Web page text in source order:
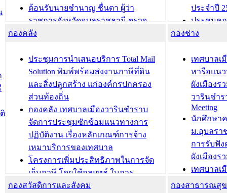
ต้อนรับนายชำนาญ ชื่นตา ผู้ว่า
ราชการจังหวัดอุบลราชธานี ตรวจ
ความเรียบร้อยของสถานที่ในการเตรี
องคมนตรี
สำนักทะเบียนท้องถิ่นเทศบาลเมือง
วารินชำราบ ดำเนินการมอบทะเบียน
บ้าน ทร.14 และบัตรประจำตัว
ประชาชนบุคคลประเภท 8 แก่บุคคลที่
ได้รับการเพิ่มชื่อในทะเบียนบ้าน
(ท.ร.14) กรณีคนไม่มีสัญชาติไทยได้รับ
อนุญาตให้มีถิ่นที่อยู่
ประชุมคณะกรรมการประเมินผลการ
ควบคุมภายในของ สำนัก/กอง/
โรงเรียน/ศูนย์พัฒนาเด็กเล็ก/สถานธนา
ประจำปี
ประชุมค
ความเสี่ย
ประชุมที
ชีวา สร้า
ขับเคลื่อน
“เมืองแห่
บทความ อื่นๆ ...
กองคลัง
ประชุมการนำเสนอบริการ Total Mail
Solution พิมพ์พร้อมส่งงานภาษีที่ดิน
และสิ่งปลูกสร้าง แก่องค์กรปกครอง
ส่วนท้องถิ่น
กองคลัง เทศบาลเมืองวารินชำราบ
จัดการประชุมซักซ้อมแนวทางการ
ปฏิบัติงาน เรื่องหลักเกณฑ์การจ้าง
เหมาบริการของเทศบาล
โครงการเพิ่มประสิทธิภาพในการจัด
เก็บภาษี โดยใช้กลยุทธ์ ในการ
พัฒนาการจัดเก็บรายได้ ประจำปี พ.ศ.
กองช่าง
เทศบาลเ
หารือแน
ผังเมืองร
วารินชำร
Meeting
นักศึกษา
ม.อุบลรา
การรับฟั
ผังเมืองร
เทศบาลเ
โครงการ
กองสวัสดิการและสังคม กองสาธารณสุ